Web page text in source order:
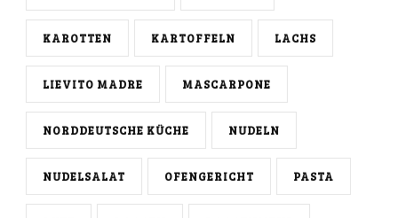
KAROTTEN KARTOFFELN LACHS
LIEVITO MADRE MASCARPONE
NORDDEUTSCHE KÜCHE NUDELN
NUDELSALAT OFENGERICHT PASTA